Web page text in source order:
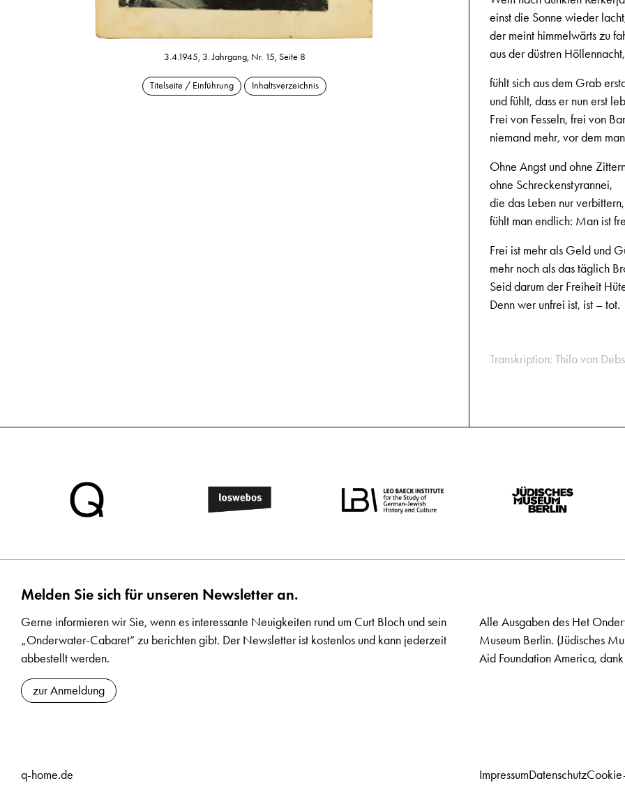
3.4.1945, 3. Jahrgang, Nr. 15, Seite 8
Titelseite / Einführung Inhaltsverzeichnis
einst die Sonne wieder
der meint himmelwärts zu
aus der düstren Höllennacht,
fühlt sich aus dem Grab
und fühlt, dass er nun erst
Frei von Fesseln, frei von
niemand mehr, vor dem
Ohne Angst und ohne
ohne Schreckenstyrannei,
die das Leben nur verbittern,
fühlt man endlich: Man ist
Frei ist mehr als Geld und
mehr noch als das täglich
Seid darum der Freiheit
Denn wer unfrei ist, ist – tot.
Transkription: Thilo von
Melden Sie sich für unseren Newsletter an.
Gerne informieren wir Sie, wenn es interessante Neuigkeiten rund um Curt Bloch und sein
„Onderwater-Cabaret“ zu berichten gibt. Der Newsletter ist kostenlos und kann jederzeit
abbestellt werden.
zur Anmeldung
Alle Ausgaben des Het
Museum Berlin. (Jüdisches
Aid Foundation America,
q-home.de ImpressumDatenschutz